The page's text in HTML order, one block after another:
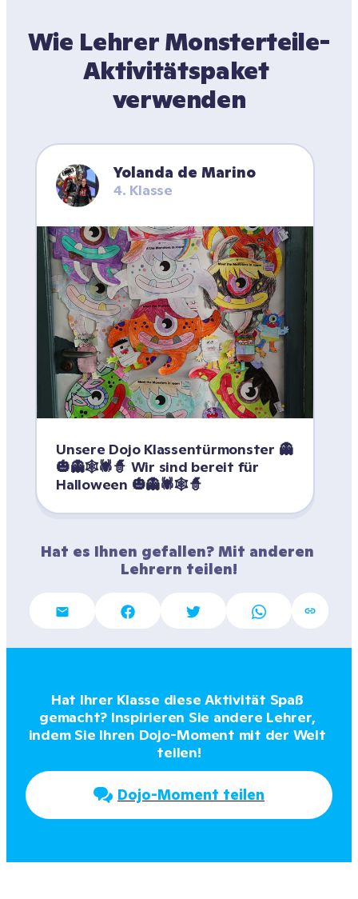
Wie Lehrer Monsterteile-
Aktivitätspaket
verwenden
Yolanda de Marino
4. Klasse
Unsere Dojo Klassentürmonster 👻
🎃👻🕸️🕷️🧙 Wir sind bereit für
Halloween 🎃👻🕷️🕸️🧙
Hat es Ihnen gefallen? Mit anderen
Lehrern teilen!
Hat Ihrer Klasse diese Aktivität Spaß
gemacht? Inspirieren Sie andere Lehrer,
indem Sie Ihren Dojo-Moment mit der Welt
teilen!
Dojo-Moment teilen